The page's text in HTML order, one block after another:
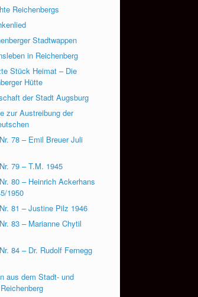
Reichenbergs
Stadtwappen
in Reichenberg
Stück Heimat – Die
Hütte
der Stadt Augsburg
zur Austreibung der
78 – Emil Breuer Juli
79 – T.M. 1945
80 – Heinrich Ackerhans
1950
81 – Justine Pilz 1946
83 – Marianne Chytil
84 – Dr. Rudolf Fernegg
aus dem Stadt- und